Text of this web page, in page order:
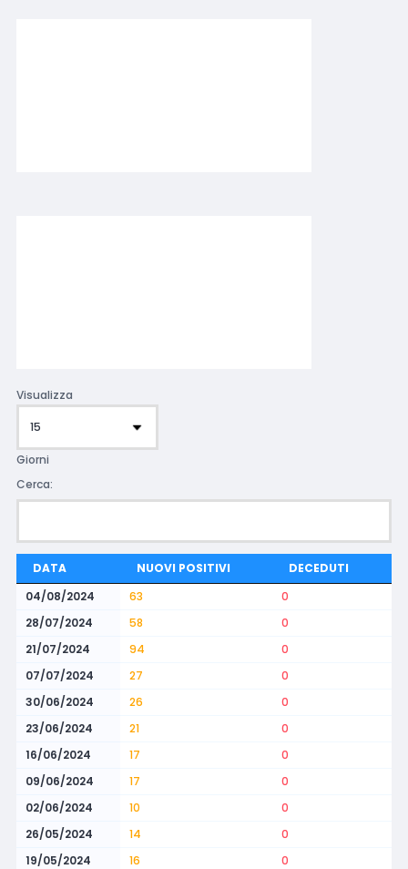
Visualizza
Giorni
Cerca:
DATA NUOVI POSITIVI
DECEDUTI
04/08/2024
63
0
28/07/2024
58
0
21/07/2024
94
0
07/07/2024
27
0
30/06/2024
26
0
23/06/2024
21
0
16/06/2024
17
0
09/06/2024
17
0
02/06/2024
10
0
26/05/2024
14
0
19/05/2024
16
0